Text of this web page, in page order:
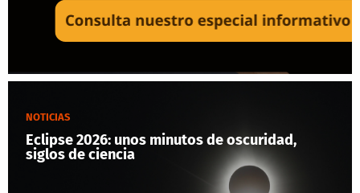
NOTICIAS
Eclipse 2026: unos minutos de oscuridad,
siglos de ciencia